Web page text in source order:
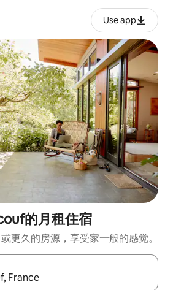
Use app
的月租住宿
更久的房源，享受家一般的感觉。
上下方向键查看，或通过点击或滑动手势